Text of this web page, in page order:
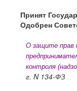
Принят
Одобрен
О защите прав
контроля
г. N 134-ФЗ